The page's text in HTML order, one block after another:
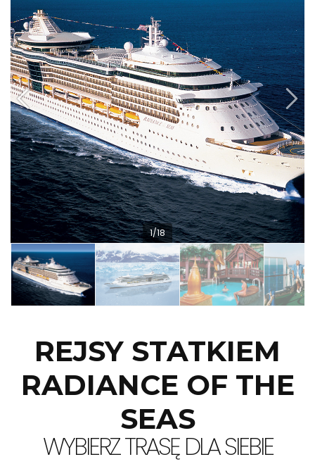
1/18
REJSY STATKIEM
RADIANCE OF THE
SEAS
WYBIERZ TRASĘ DLA SIEBIE